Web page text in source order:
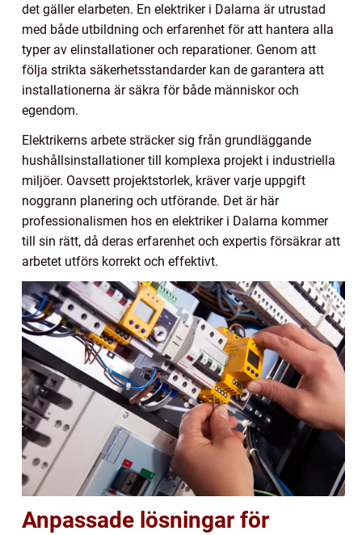
det gäller elarbeten. En elektriker i Dalarna är utrustad
med både utbildning och erfarenhet för att hantera alla
typer av elinstallationer och reparationer. Genom att
följa strikta säkerhetsstandarder kan de garantera att
installationerna är säkra för både människor och
egendom.
Elektrikerns arbete sträcker sig från grundläggande
hushållsinstallationer till komplexa projekt i industriella
miljöer. Oavsett projektstorlek, kräver varje uppgift
noggrann planering och utförande. Det är här
professionalismen hos en elektriker i Dalarna kommer
till sin rätt, då deras erfarenhet och expertis försäkrar att
arbetet utförs korrekt och effektivt.
Anpassade lösningar för